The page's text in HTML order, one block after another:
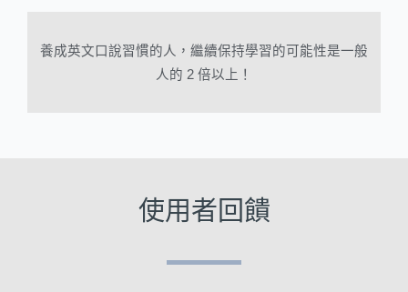
養成英文口說習慣的人，繼續保持學習的可能性是一般
人的 2 倍以上！
使用者回饋